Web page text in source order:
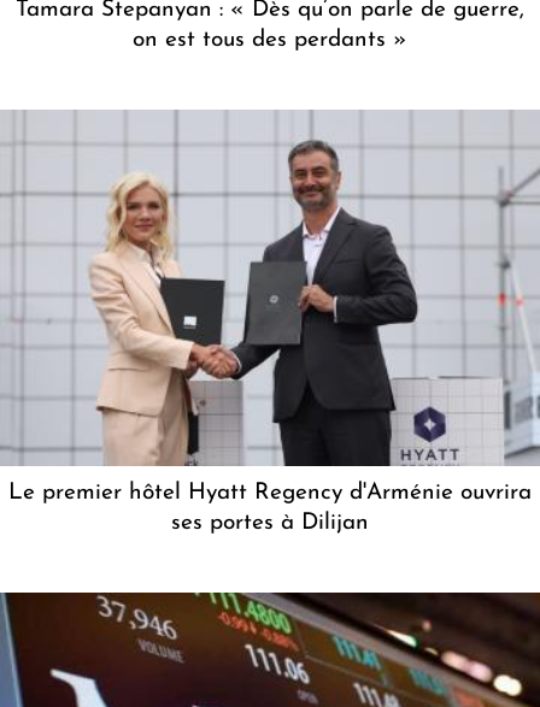
Tamara Stepanyan : « Dès qu’on parle de guerre,
on est tous des perdants »
Le premier hôtel Hyatt Regency d'Arménie ouvrira
ses portes à Dilijan